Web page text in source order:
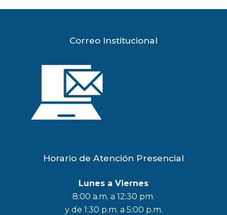
Correo Institucional
Horario de Atención Presencial
Lunes a Viernes
8:00 a.m. a 12:30 pm.
y de 1:30 p.m. a 5:00 p.m.